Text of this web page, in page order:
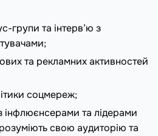
групи та інтерв’ю з
та рекламних активностей
соцмереж;
інфлюєнсерами та лідерами
свою аудиторію та